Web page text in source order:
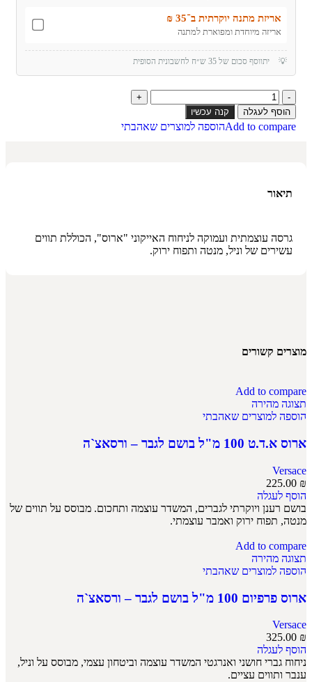
אריזת מתנה יוקרתית ב־35 ₪
אריזה מיוחדת ומפוארת למתנה
💡 יתווסף סכום של 35 ש״ח לחשבונית הסופית
הוסף לעגלה קנה עכשיו
Add to compareהוספה למוצרים שאהבתי
תיאור
גרסה עוצמתית ועמוקה לניחוח האייקוני "ארוס", הכוללת תווים
עשירים של וניל, מנטה ותפוח ירוק.
מוצרים קשורים
Add to compare
תצוגה מהירה
הוספה למוצרים שאהבתי
ארוס א.ד.ט 100 מ"ל בושם לגבר – ורסאצ`ה
Versace
225.00 ₪
הוסף לעגלה
בושם רענן ויוקרתי לגברים, המשדר עוצמה ותחכום. מבוסס על תווים של
מנטה, תפוח ירוק ואמבר עוצמתי.
Add to compare
תצוגה מהירה
הוספה למוצרים שאהבתי
ארוס פרפיום 100 מ"ל בושם לגבר – ורסאצ`ה
Versace
325.00 ₪
הוסף לעגלה
ניחוח גברי חושני ואנרגטי המשדר עוצמה וביטחון עצמי, מבוסס על וניל,
ענבר ותווים עציים.